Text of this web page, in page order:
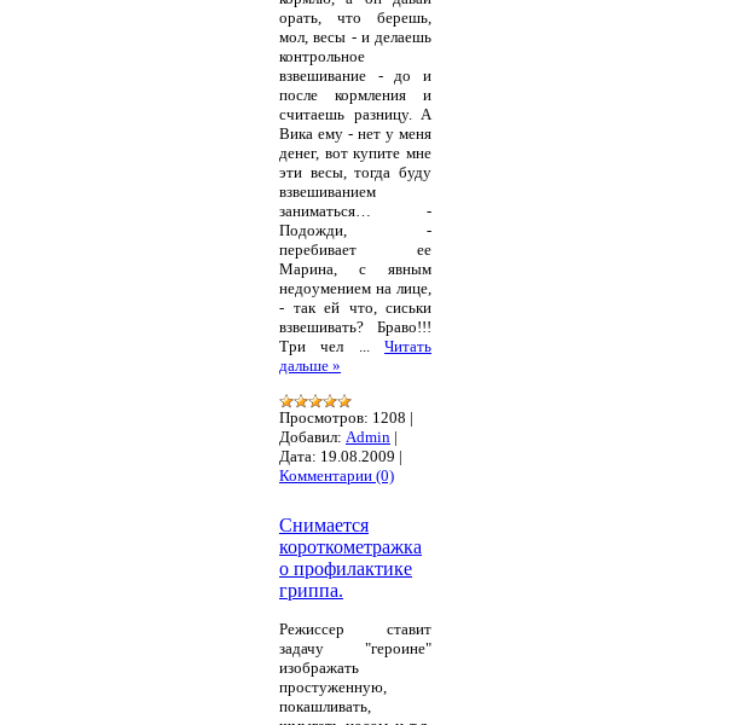
орать, что берешь,
мол, весы - и делаешь
контрольное
взвешивание - до и
после кормления и
считаешь разницу. А
Вика ему - нет у меня
денег, вот купите мне
эти весы, тогда буду
взвешиванием
заниматься… -
Подожди, -
перебивает ее
Марина, с явным
недоумением на лице,
- так ей что, сиськи
взвешивать? Браво!!!
Три чел ...Читать
дальше »
Просмотров: 1208 |
Добавил: Admin |
Дата: 19.08.2009 |
Комментарии (0)
Снимается
короткометражка
о профилактике
гриппа.
Режиссер ставит
задачу "героине"
изображать
простуженную,
покашливать,